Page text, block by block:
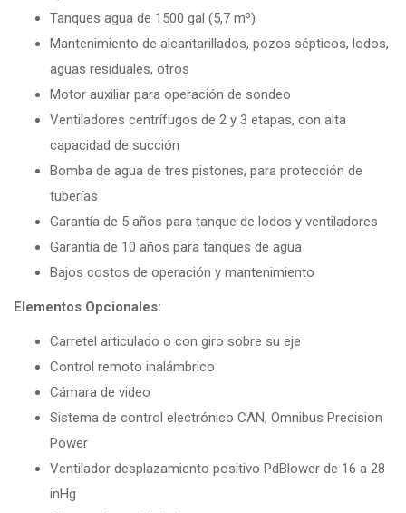
Tanques agua de 1500 gal (5,7 m³)
Mantenimiento de alcantarillados, pozos sépticos, lodos,
aguas residuales, otros
Motor auxiliar para operación de sondeo
Ventiladores centrífugos de 2 y 3 etapas, con alta
capacidad de succión
Bomba de agua de tres pistones, para protección de
tuberías
Garantía de 5 años para tanque de lodos y ventiladores
Garantía de 10 años para tanques de agua
Bajos costos de operación y mantenimiento
Elementos Opcionales:
Carretel articulado o con giro sobre su eje
Control remoto inalámbrico
Cámara de video
Sistema de control electrónico CAN, Omnibus Precision
Power
Ventilador desplazamiento positivo PdBlower de 16 a 28
inHg